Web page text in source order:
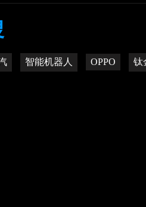
智能机器人 OPPO 钛